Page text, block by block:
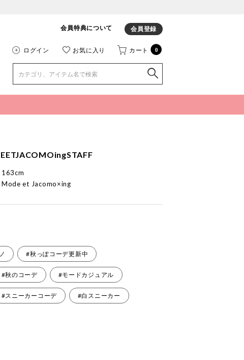
会員特典について 会員登録
ログイン お気に入り カート 0
163cm
Mode et Jacomo×ing
#秋っぽコーデ更新中
#秋のコーデ #モードカジュアル
#スニーカーコーデ #白スニーカー